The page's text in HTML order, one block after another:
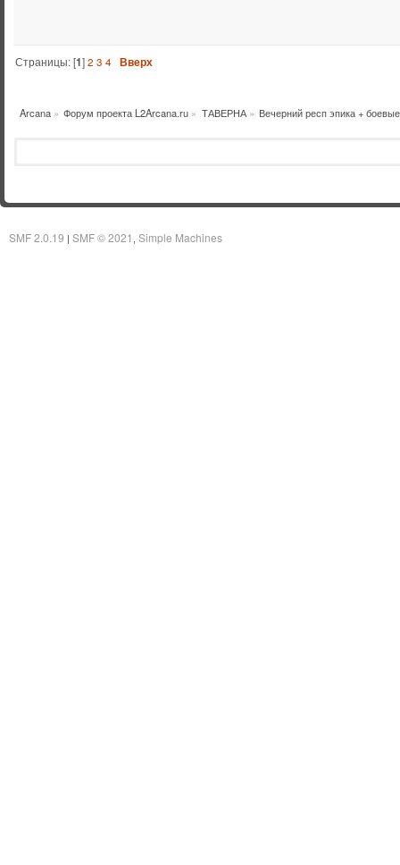
Страницы: [1]2 3 4 Вверх
Arcana» Форум проекта L2Arcana.ru » ТАВЕРНА» Вечерний респ эпика +
SMF 2.0.19 | SMF © 2021 Simple Machines